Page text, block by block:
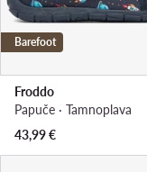
Barefoot
Froddo
Papuče · Tamnoplava
43,99€